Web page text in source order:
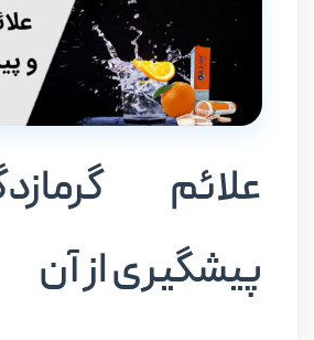
علائم
پیشگیری از آن